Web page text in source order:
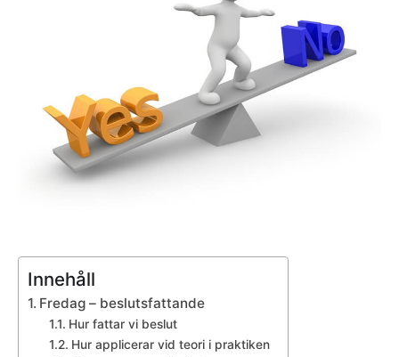
Innehåll
Fredag – beslutsfattande
Hur fattar vi beslut
Hur applicerar vid teori i praktiken